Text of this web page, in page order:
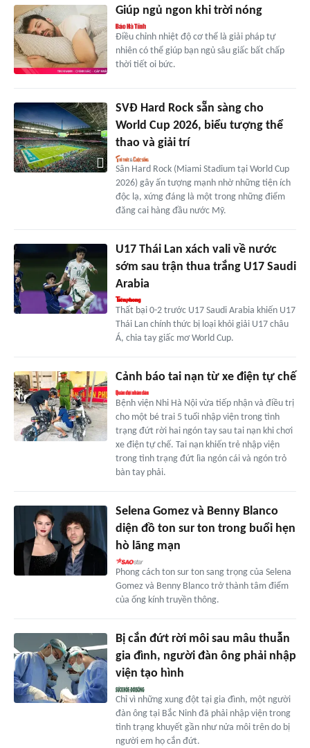
Giúp ngủ ngon khi trời nóng
Điều chỉnh nhiệt độ cơ thể là giải pháp tự
nhiên có thể giúp bạn ngủ sâu giấc bất chấp
thời tiết oi bức.
SVĐ Hard Rock sẵn sàng cho
World Cup 2026, biểu tượng thể
thao và giải trí
Sân Hard Rock (Miami Stadium tại World Cup
2026) gây ấn tượng mạnh nhờ những tiện ích
độc lạ, xứng đáng là một trong những điểm
đăng cai hàng đầu nước Mỹ.
U17 Thái Lan xách vali về nước
sớm sau trận thua trắng U17 Saudi
Arabia
Thất bại 0-2 trước U17 Saudi Arabia khiến U17
Thái Lan chính thức bị loại khỏi giải U17 châu
Á, chia tay giấc mơ World Cup.
Cảnh báo tai nạn từ xe điện tự chế
Bệnh viện Nhi Hà Nội vừa tiếp nhận và điều trị
cho một bé trai 5 tuổi nhập viện trong tình
trạng đứt rời hai ngón tay sau tai nạn khi chơi
xe điện tự chế. Tai nạn khiến trẻ nhập viện
trong tình trạng đứt lìa ngón cái và ngón trỏ
bàn tay phải.
Selena Gomez và Benny Blanco
diện đồ ton sur ton trong buổi hẹn
hò lãng mạn
Phong cách ton sur ton sang trọng của Selena
Gomez và Benny Blanco trở thành tâm điểm
của ống kính truyền thông.
Bị cắn đứt rời môi sau mâu thuẫn
gia đình, người đàn ông phải nhập
viện tạo hình
Chỉ vì những xung đột tại gia đình, một người
đàn ông tại Bắc Ninh đã phải nhập viện trong
tình trạng khuyết gần như nửa môi trên do bị
người em họ cắn đứt.